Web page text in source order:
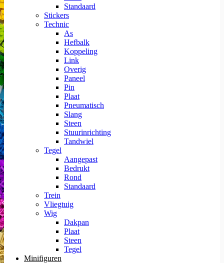
Standaard
Stickers
Technic
As
Hefbalk
Koppeling
Link
Overig
Paneel
Pin
Plaat
Pneumatisch
Slang
Steen
Stuurinrichting
Tandwiel
Tegel
Aangepast
Bedrukt
Rond
Standaard
Trein
Vliegtuig
Wig
Dakpan
Plaat
Steen
Tegel
Minifiguren